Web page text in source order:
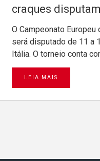
craques
O Campeonato
será disputado de 11 a
Itália. O torneio conta
LEIA MAIS